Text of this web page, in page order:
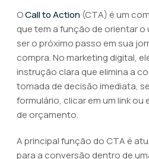
OCall to Action (CTA) é um
que tem a função de orientar o
ser o próximo passo em sua
compra. No marketing digital,
instrução clara que elimina a
tomada de decisão imediata,
formulário, clicar em um link ou
de orçamento.
A principal função do CTA é
para a conversão dentro de